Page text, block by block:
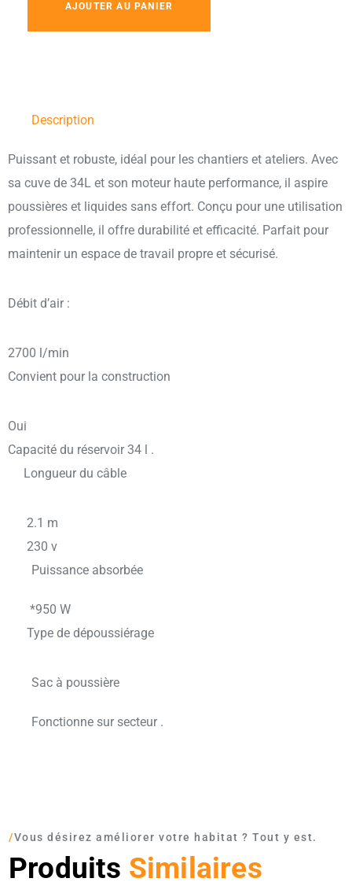
AJOUTER AU PANIER
Description
Puissant et robuste, idéal pour les chantiers et ateliers. Avec
sa cuve de 34L et son moteur haute performance, il aspire
poussières et liquides sans effort. Conçu pour une utilisation
professionnelle, il offre durabilité et efficacité. Parfait pour
maintenir un espace de travail propre et sécurisé.
Débit d’air :
2700 l/min
Convient pour la construction
Oui
Capacité du réservoir 34 l .
Longueur du câble
2.1 m
230 v
Puissance absorbée
*950 W
Type de dépoussiérage
Sac à poussière
Fonctionne sur secteur .
/Vous désirez améliorer votre habitat ? Tout y est.
Produits Similaires